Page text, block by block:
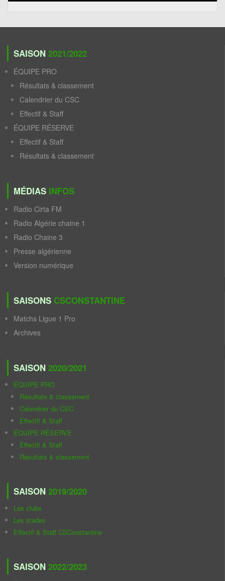
SAISON 2021/2022
ÉQUIPE PRO
Résultats & classement
Calendrier du CSC
Effectif & Staff
ÉQUIPE RÉSERVE
Effectif & Staff
Résultats & classement
MÉDIAS INFOS
Radio Cirta FM
Radio Algérie chaine 1
Radio Chaine 3
Presse algérienne
Version numérique
SAISONS CSCONSTANTINE
Matchs Ligue 1 Pro
Archives
SAISON 2020/2021
ÉQUIPE PRO
Résultats & classement
Calendrier du CSC
Effectif & Staff
ÉQUIPE RÉSERVE
Effectif & Staff
Résultats & classement
SAISON 2019/2020
Les clubs
Les stades
Effectif & Staff CSConstantine
SAISON 2022/2023